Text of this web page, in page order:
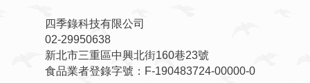
四季錄科技有限公司
02-29950638
新北市三重區中興北街160巷23號
食品業者登錄字號：F-190483724-00000-0